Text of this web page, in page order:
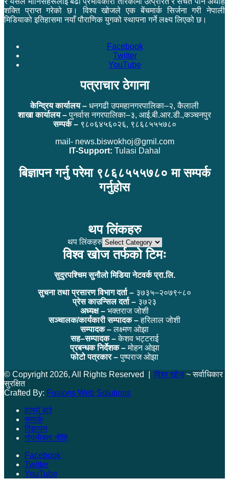
शक्ति प्राप्त गरेको छ। विश्व खोजले एक बेंचमार्क सिर्जना गरी नेपाली
मिडियाको इतिहासमा नयाँ पौराणिक युगको स्थापना गर्ने लक्ष्य लिएको छ।
Facebook
Twitter
YouTube
पत्राचार ठेगाना
केन्द्रिय कार्यालय – धनगढी उपमहानगरपालिका–२, कैलाली
शाखा कार्यालय –पुनर्वास नगरपालिका–३, आई.बी.आर.डी.,कञ्चनपुर
सम्पर्क –९८०६४५६०२६, ९८६८५५५७८०
mail- news.biswokhoj@gmil.com
IT-Support: Tulasi Dahal
बिज्ञापन गर्नु परेमा ९८६८५५५७८० मा सम्पर्क
गर्नुहोस
थप लिंकहरु
थप लिंकहरु
विश्व खोज तर्फको टिमः
सुदुरपश्चिम सुनौलो मिडिया नेटवर्क प्रा.लि.
सुचना तथा प्रसारण विभाग दर्ता – ३७३५–२०७९÷८०
प्रेस काउन्सिल दर्ता – ३७२३
अध्यक्ष – भक्तराज जोशी
सञ्चालक/कार्यकारी सम्पादक –हरिलाल जोशी
सम्पादक –लक्ष्मण ओझा
सह–सम्पादक –केशव भट्टराई
प्रबन्धक निर्देशक –मोहन ओझा
फोटो पत्रकार –पुष्पराज ओझा
© Copyright 2026, All Rights Reserved | विश्व खोज~ सर्वाधिकार
सुरक्षित
Crafted By: Fusions Web Solutions
हाम्रो बारे
सम्पर्क
विज्ञापन
गोपनीयता नीति
Facebook
Twitter
YouTube